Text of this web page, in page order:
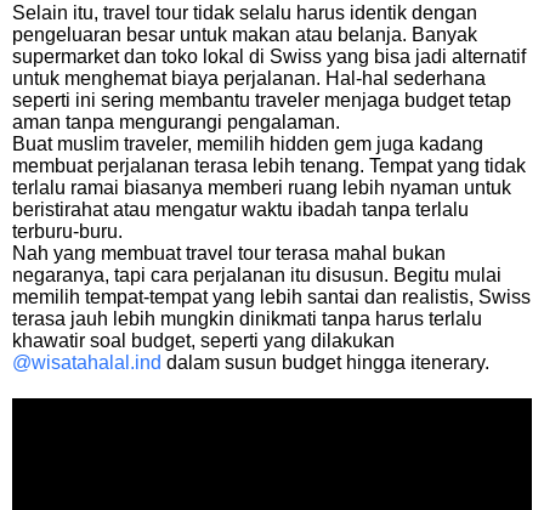
Selain itu, travel tour tidak selalu harus identik dengan
pengeluaran besar untuk makan atau belanja. Banyak
supermarket dan toko lokal di Swiss yang bisa jadi alternatif
untuk menghemat biaya perjalanan. Hal-hal sederhana
seperti ini sering membantu traveler menjaga budget tetap
aman tanpa mengurangi pengalaman.
Buat muslim traveler, memilih hidden gem juga kadang
membuat perjalanan terasa lebih tenang. Tempat yang tidak
terlalu ramai biasanya memberi ruang lebih nyaman untuk
beristirahat atau mengatur waktu ibadah tanpa terlalu
terburu-buru.
Nah yang membuat travel tour terasa mahal bukan
negaranya, tapi cara perjalanan itu disusun. Begitu mulai
memilih tempat-tempat yang lebih santai dan realistis, Swiss
terasa jauh lebih mungkin dinikmati tanpa harus terlalu
khawatir soal budget, seperti yang dilakukan
@wisatahalal.ind dalam susun budget hingga itenerary.